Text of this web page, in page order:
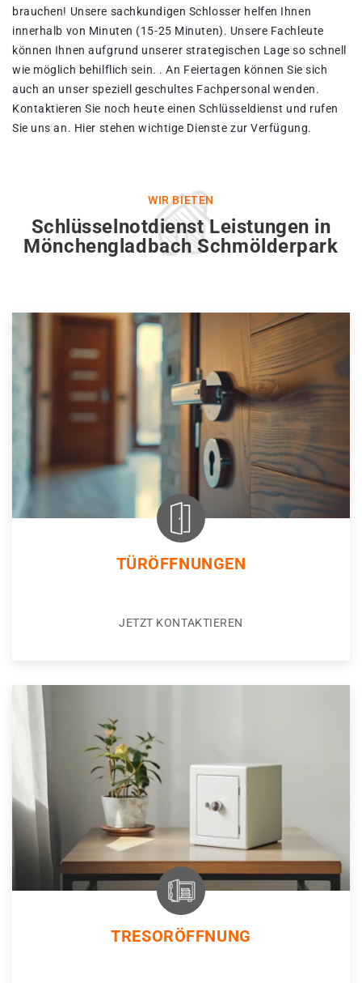
brauchen! Unsere sachkundigen Schlosser helfen Ihnen
innerhalb von Minuten (15-25 Minuten). Unsere Fachleute
können Ihnen aufgrund unserer strategischen Lage so schnell
wie möglich behilflich sein. . An Feiertagen können Sie sich
auch an unser speziell geschultes Fachpersonal wenden.
Kontaktieren Sie noch heute einen Schlüsseldienst und rufen
Sie uns an. Hier stehen wichtige Dienste zur Verfügung.
WIR BIETEN
Schlüsselnotdienst Leistungen in
Mönchengladbach Schmölderpark
TÜRÖFFNUNGEN
JETZT KONTAKTIEREN
TRESORÖFFNUNG